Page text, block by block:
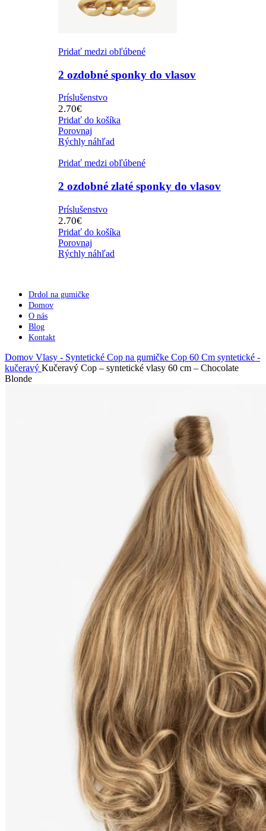
Pridať medzi obľúbené
2 ozdobné sponky do vlasov
Príslušenstvo
2.70€
Pridať do košíka
Porovnaj
Rýchly náhľad
Pridať medzi obľúbené
2 ozdobné zlaté sponky do vlasov
Príslušenstvo
2.70€
Pridať do košíka
Porovnaj
Rýchly náhľad
Drdol na gumičke
Domov
O nás
Blog
Kontakt
Domov Vlasy - Syntetické Cop na gumičke Cop 60 Cm syntetické -
kučeravý Kučeravý Cop – syntetické vlasy 60 cm – Chocolate
Blonde